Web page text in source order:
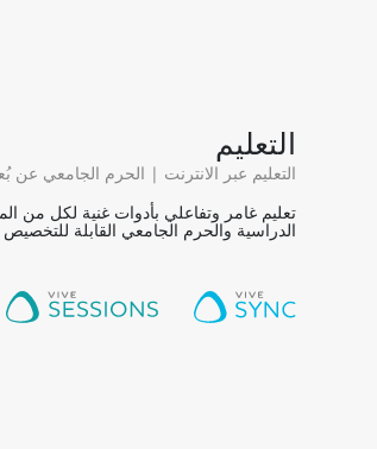
التعليم
التعليم عبر الانترنت | الحرم الجامعي عن
تعليم غامر وتفاعلي بأدوات غنية لكل من
الدراسية والحرم الجامعي القابلة